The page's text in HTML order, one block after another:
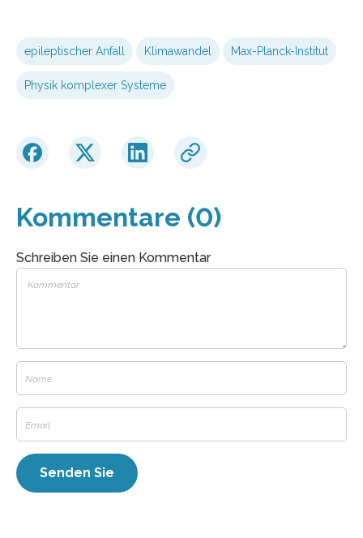
epileptischer Anfall Klimawandel Max-Planck-Institut
Physik komplexer Systeme
Kommentare (0)
Schreiben Sie einen Kommentar